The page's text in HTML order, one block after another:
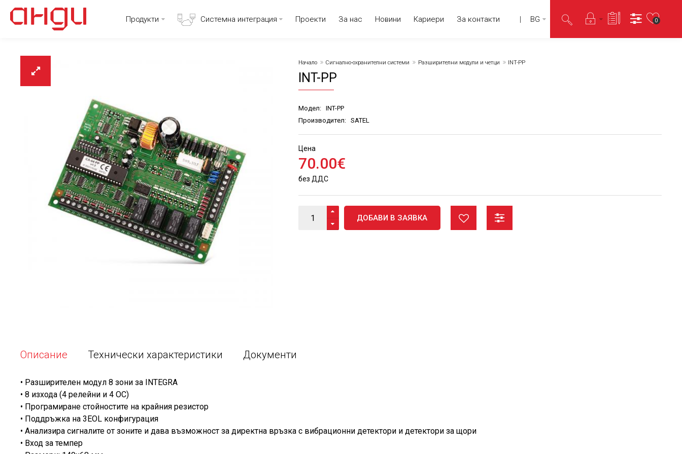
Продукти Системна интеграция Проекти За нас Новини Кариери За контакти BG 0
Начало Сигнално-охранителни системи Разширителни модули и четци INT-PP
INT-PP
Модел:
INT-PP
Производител:
SATEL
Цена
70.00€
без ДДС
ДОБАВИ В ЗАЯВКА
Описание Технически характеристики Документи
• Разширителен модул 8 зони за INTEGRA
• 8 изхода (4 релейни и 4 ОС)
• Програмиране стойностите на крайния резистор
• Поддръжка на 3EOL конфигурация
• Анализира сигналите от зоните и дава възможност за директна връзка с вибрационни детектори и детектори за щори
• Вход за темпер